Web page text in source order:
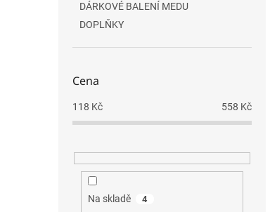
DÁRKOVÉ BALENÍ MEDU
DOPLŇKY
Cena
118 Kč 558 Kč
Na skladě 4